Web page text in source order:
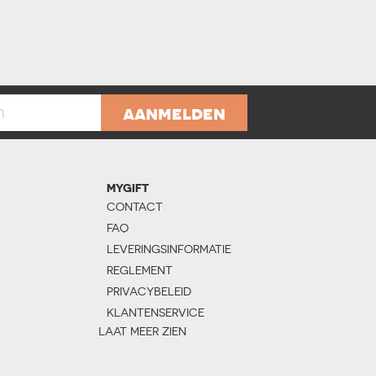
aanmelden
MYGIFT
CONTACT
FAQ
LEVERINGSINFORMATIE
REGLEMENT
PRIVACYBELEID
KLANTENSERVICE
LAAT MEER ZIEN